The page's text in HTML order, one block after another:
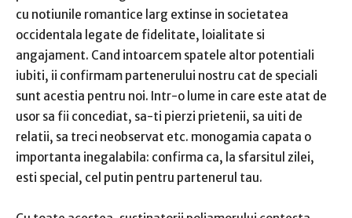
cu notiunile romantice larg extinse in societatea
occidentala legate de fidelitate, loialitate si
angajament. Cand intoarcem spatele altor potentiali
iubiti, ii confirmam partenerului nostru cat de speciali
sunt acestia pentru noi. Intr-o lume in care este atat de
usor sa fii concediat, sa-ti pierzi prietenii, sa uiti de
relatii, sa treci neobservat etc. monogamia capata o
importanta inegalabila: confirma ca, la sfarsitul zilei,
esti special, cel putin pentru partenerul tau.